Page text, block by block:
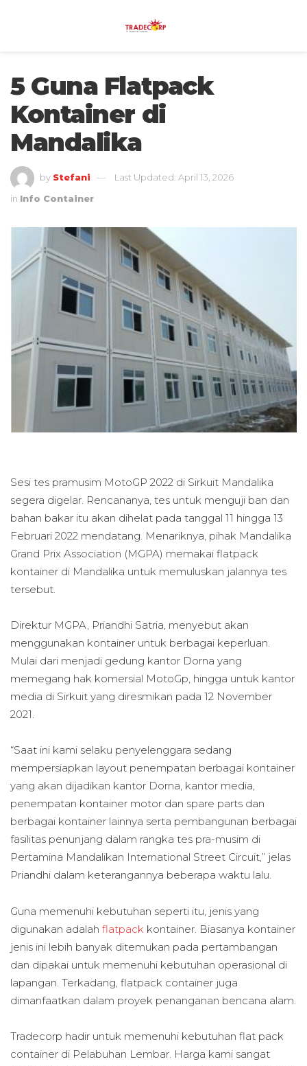
5 Guna Flatpack
Kontainer di
Mandalika
by Stefani
Last Updated: April 13, 2026
in Info Container
Sesi tes pramusim MotoGP 2022 di Sirkuit Mandalika
segera digelar. Rencananya, tes untuk menguji ban dan
bahan bakar itu akan dihelat pada tanggal 11 hingga 13
Februari 2022 mendatang. Menariknya, pihak Mandalika
Grand Prix Association (MGPA) memakai flatpack
kontainer di Mandalika untuk memuluskan jalannya tes
tersebut.
Direktur MGPA, Priandhi Satria, menyebut akan
menggunakan kontainer untuk berbagai keperluan.
Mulai dari menjadi gedung kantor Dorna yang
memegang hak komersial MotoGp, hingga untuk kantor
media di Sirkuit yang diresmikan pada 12 November
2021.
“Saat ini kami selaku penyelenggara sedang
mempersiapkan layout penempatan berbagai kontainer
yang akan dijadikan kantor Dorna, kantor media,
penempatan kontainer motor dan spare parts dan
berbagai kontainer lainnya serta pembangunan berbagai
fasilitas penunjang dalam rangka tes pra-musim di
Pertamina Mandalikan International Street Circuit,” jelas
Priandhi dalam keterangannya beberapa waktu lalu.
Guna memenuhi kebutuhan seperti itu, jenis yang
digunakan adalah flatpack kontainer. Biasanya kontainer
jenis ini lebih banyak ditemukan pada pertambangan
dan dipakai untuk memenuhi kebutuhan operasional di
lapangan. Terkadang, flatpack container juga
dimanfaatkan dalam proyek penanganan bencana alam.
Tradecorp hadir untuk memenuhi kebutuhan flat pack
container di Pelabuhan Lembar. Harga kami sangat